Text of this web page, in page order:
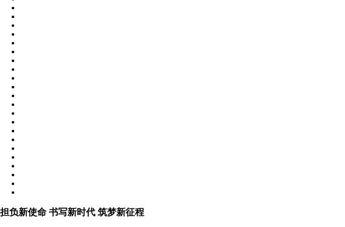
担负新使命 书写新时代 筑梦新征程